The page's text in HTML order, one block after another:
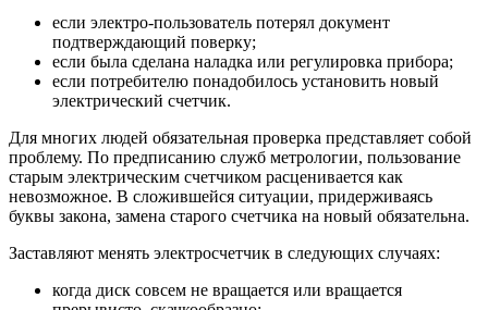
если электро-пользователь потерял документ
подтверждающий поверку;
если была сделана наладка или регулировка прибора;
если потребителю понадобилось установить новый
электрический счетчик.
Для многих людей обязательная проверка представляет собой
проблему. По предписанию служб метрологии, пользование
старым электрическим счетчиком расценивается как
невозможное. В сложившейся ситуации, придерживаясь
буквы закона, замена старого счетчика на новый обязательна.
Заставляют менять электросчетчик в следующих случаях:
когда диск совсем не вращается или вращается